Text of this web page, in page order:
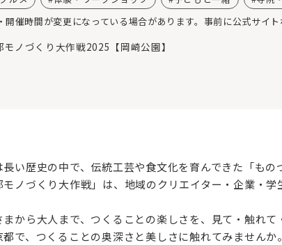
催時間が変更になっている場合があります。事前に公式サイト
モノづくり大作戦2025【岡崎公園】
長い歴史の中で、伝統工芸や食文化を育んできた「もの
モノづくり大作戦」は、地域のクリエイター・企業・
まから大人まで、つくることの楽しさを、見て・触れて
で、つくることの奥深さと美しさに触れてみませんか。